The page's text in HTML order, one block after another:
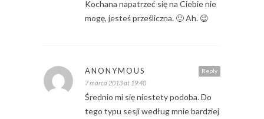
Kochana napatrzeć się na Ciebie nie
mogę, jesteś prześliczna. 🙂 Ah. 😉
Reply
ANONYMOUS
7 marca 2013 at 19:40
Średnio mi się niestety podoba. Do
tego typu sesji według mnie bardziej